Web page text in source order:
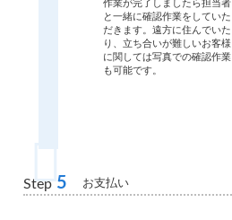
作業が完了しましたら担当者
と一緒に確認作業をしていた
だきます。遠方に住んでいた
り、立ち合いが難しいお客様
に関しては写真での確認作業
も可能です。
Step 5 お支払い